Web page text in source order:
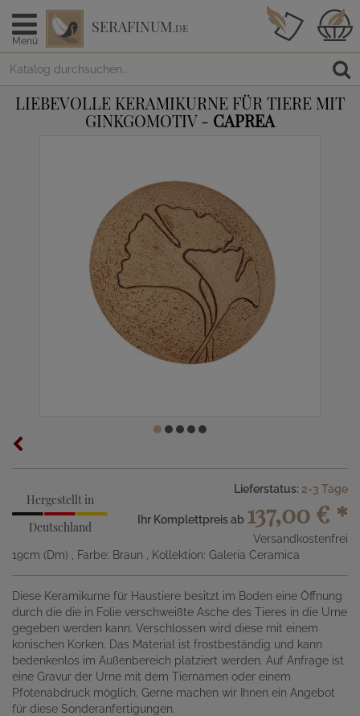
Menü
SERAFINUM.DE
LIEBEVOLLE KERAMIKURNE FÜR TIERE MIT
GINKGOMOTIV - CAPREA
Hergestellt in
Deutschland
Lieferstatus: 2-3 Tage
Ihr Komplettpreis ab 137,00 € *
Versandkostenfrei
19cm (Dm)
, Farbe: Braun , Kollektion: Galeria Ceramica
Diese Keramikurne für Haustiere besitzt im Boden eine Öffnung
durch die die in Folie verschweißte Asche des Tieres in die Urne
gegeben werden kann. Verschlossen wird diese mit einem
konischen Korken. Das Material ist frostbeständig und kann
bedenkenlos im Außenbereich platziert werden. Auf Anfrage ist
eine Gravur der Urne mit dem Tiernamen oder einem
Pfotenabdruck möglich. Gerne machen wir Ihnen ein Angebot
für diese Sonderanfertigungen.